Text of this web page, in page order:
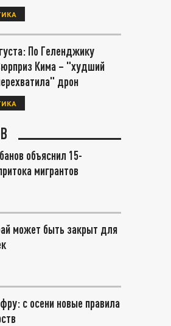
По Геленджику
Кима – "худший
дрон
объяснил 15-
мигрантов
может быть закрыт для
с осени новые правила